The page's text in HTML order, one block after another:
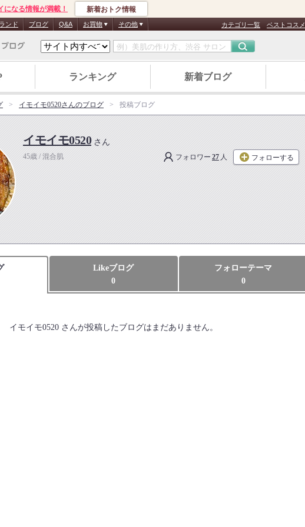
になる情報が満載！ 新着おトク情報
ンド ブログ Q&A お買物 その他 カテゴリ一覧 ベストコスメ
ランキング 新着ブログ
イモイモ0520さんのブログ 投稿ブログ
イモイモ0520さん
フォロワー 27 人 フォローする
45歳 / 混合肌
Likeブログ
0
フォローテーマ
0
イモイモ0520 さんが投稿したブログはまだありません。